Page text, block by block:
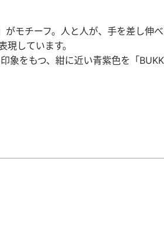
モチーフ。人と人が、手を差し伸
しています。
をもつ、紺に近い青紫色を「